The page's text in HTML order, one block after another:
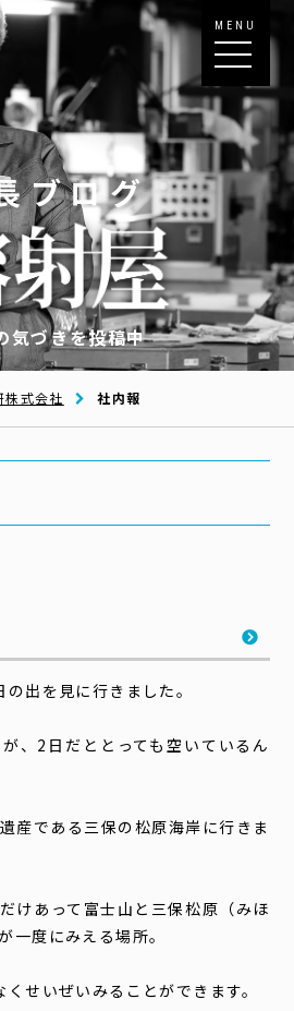
MENU
ブログ
気づきを投稿中
株式会社 社内報
出を見に行きました。
、2日だととっても空いているん
産である三保の松原海岸に行きま
けあって富士山と三保松原（みほ
一度にみえる場所。
せいぜいみることができます。